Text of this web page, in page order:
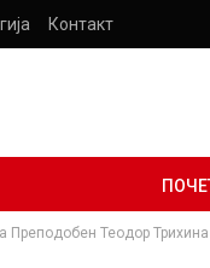
Контакт
Преподобен Теодор Трихина